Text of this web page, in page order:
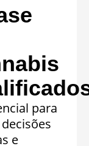
para
e